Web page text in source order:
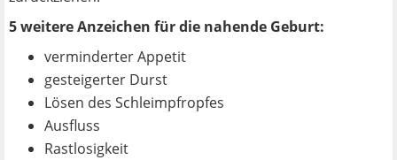
5 weitere Anzeichen für die nahende Geburt:
verminderter Appetit
gesteigerter Durst
Lösen des Schleimpfropfes
Ausfluss
Rastlosigkeit